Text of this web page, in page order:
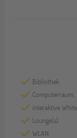
Bibliothek
Computerraum
interaktive
Lounge(s)
WLAN